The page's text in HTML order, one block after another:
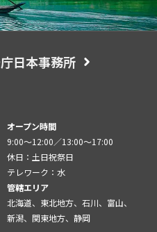
日本事務所
オープン時間
9:00～12:00／13:00～17:00
休日：土日祝祭日
テレワーク：水
管轄エリア
北海道、東北地方、石川、富山、
新潟、関東地方、静岡